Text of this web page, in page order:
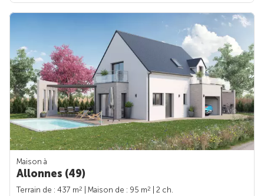
Maison à
Allonnes (49)
Terrain de : 437 m2 | Maison de : 95 m2
| 2 ch.